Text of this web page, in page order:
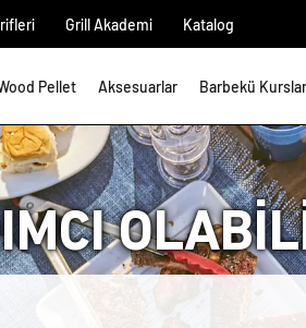
Grill Akademi Katalog
Pellet Aksesuarlar Barbekü